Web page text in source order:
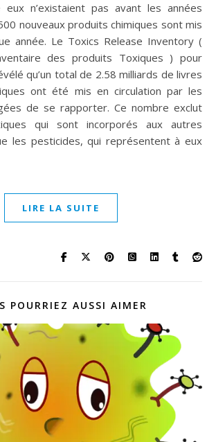
eux n’existaient pas avant les années
nouveaux produits chimiques sont mis
année. Le Toxics Release Inventory (
des produits Toxiques ) pour
qu’un total de 2.58 milliards de livres
ont été mis en circulation par les
de se rapporter. Ce nombre exclut
qui sont incorporés aux autres
les pesticides, qui représentent à eux
LIRE LA SUITE
POURRIEZ AUSSI AIMER